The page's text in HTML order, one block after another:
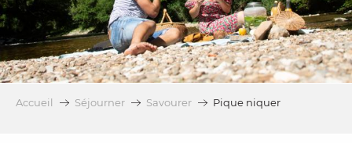
Accueil Séjourner Savourer Pique niquer